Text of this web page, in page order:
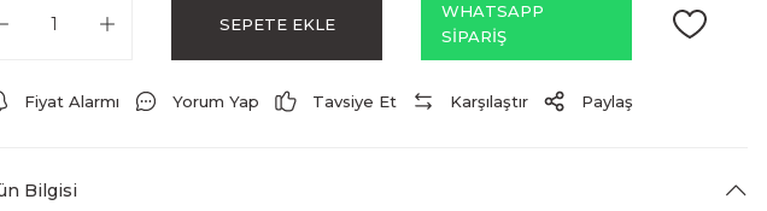
SEPETE EKLE
WHATSAPP
SİPARİŞ
Fiyat Alarmı Yorum Yap Tavsiye Et Karşılaştır Paylaş
Bilgisi